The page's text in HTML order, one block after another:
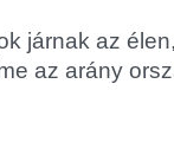
járnak az
az arány